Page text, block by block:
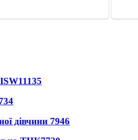
11135
дівчини 7946